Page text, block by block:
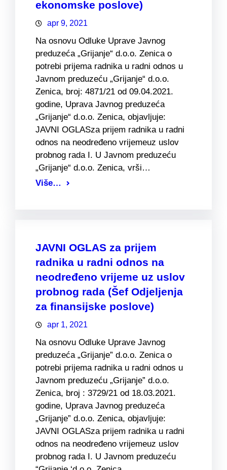
ekonomske poslove)
apr 9, 2021
Na osnovu Odluke Uprave Javnog
preduzeća „Grijanje“ d.o.o. Zenica o
potrebi prijema radnika u radni odnos u
Javnom preduzeću „Grijanje“ d.o.o.
Zenica, broj: 4871/21 od 09.04.2021.
godine, Uprava Javnog preduzeća
„Grijanje“ d.o.o. Zenica, objavljuje:
JAVNI OGLASza prijem radnika u radni
odnos na neodređeno vrijemeuz uslov
probnog rada I. U Javnom preduzeću
„Grijanje“ d.o.o. Zenica, vrši…
Više…
JAVNI OGLAS za prijem
radnika u radni odnos na
neodređeno vrijeme uz uslov
probnog rada (Šef Odjeljenja
za finansijske poslove)
apr 1, 2021
Na osnovu Odluke Uprave Javnog
preduzeća „Grijanje” d.o.o. Zenica o
potrebi prijema radnika u radni odnos u
Javnom preduzeću „Grijanje” d.o.o.
Zenica, broj : 3729/21 od 18.03.2021.
godine, Uprava Javnog preduzeća
„Grijanje” d.o.o. Zenica, objavljuje:
JAVNI OGLASza prijem radnika u radni
odnos na neodređeno vrijemeuz uslov
probnog rada I. U Javnom preduzeću